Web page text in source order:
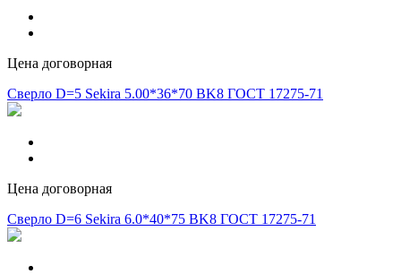
Цена договорная
Сверло D=5 Sekira 5.00*36*70 BK8 ГОСТ 17275-71
Цена договорная
Сверло D=6 Sekira 6.0*40*75 BK8 ГОСТ 17275-71